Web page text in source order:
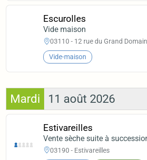
Escurolles
Vide maison
03110 - 12 rue du Grand
Vide-maison
Mardi 11 août 2026
Estivareilles
Vente sèche suite à
03190 - Estivareilles